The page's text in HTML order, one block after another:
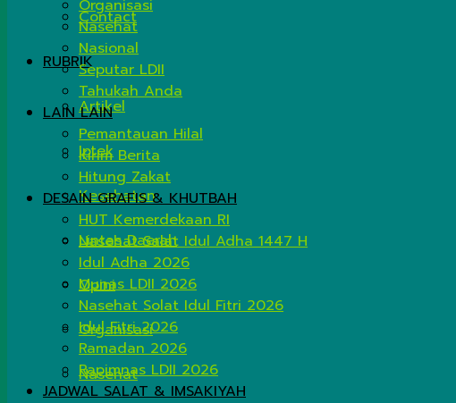
Contact
RUBRIK
Artikel
Iptek
Kesehatan
Lintas Daerah
Opini
Organisasi
Nasehat
Organisasi
Nasehat
Nasional
Seputar LDII
Tahukah Anda
LAIN LAIN
Pemantauan Hilal
Kirim Berita
Hitung Zakat
DESAIN GRAFIS & KHUTBAH
HUT Kemerdekaan RI
Nasehat Salat Idul Adha 1447 H
Idul Adha 2026
Munas LDII 2026
Nasehat Solat Idul Fitri 2026
Idul Fitri 2026
Ramadan 2026
Rapimnas LDII 2026
JADWAL SALAT & IMSAKIYAH